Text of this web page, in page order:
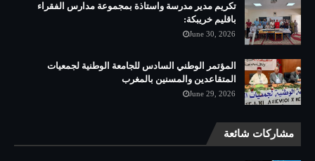
تكريم مدير مدرسة واستاذة بمجموعة مدارس الفقراء
باقليم خريبكة:
June 30, 2026
المؤتمر الوطني السادس للجامعة الوطنية لجمعيات
المتقاعدين والمسنين بالمغرب
June 29, 2026
مشاركات شائعة